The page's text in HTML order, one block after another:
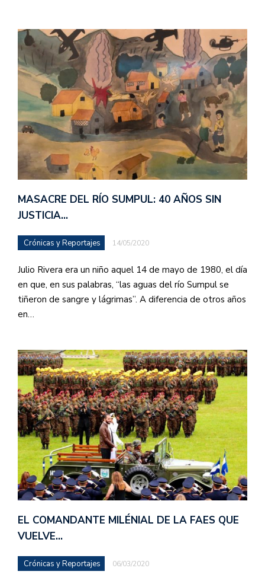
MASACRE DEL RÍO SUMPUL: 40 AÑOS SIN
JUSTICIA…
Crónicas y Reportajes 14/05/2020
Julio Rivera era un niño aquel 14 de mayo de 1980, el día
en que, en sus palabras, “las aguas del río Sumpul se
tiñeron de sangre y lágrimas”. A diferencia de otros años
en…
EL COMANDANTE MILÉNIAL DE LA FAES QUE
VUELVE…
Crónicas y Reportajes 06/03/2020